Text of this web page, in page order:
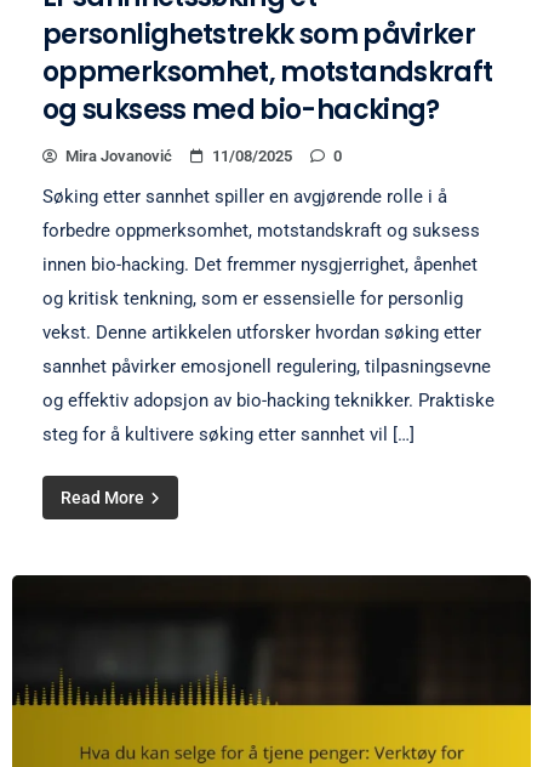
personlighetstrekk som påvirker
oppmerksomhet, motstandskraft
og suksess med bio-hacking?
Mira Jovanović 11/08/2025 0
Søking etter sannhet spiller en avgjørende rolle i å
forbedre oppmerksomhet, motstandskraft og suksess
innen bio-hacking. Det fremmer nysgjerrighet, åpenhet
og kritisk tenkning, som er essensielle for personlig
vekst. Denne artikkelen utforsker hvordan søking etter
sannhet påvirker emosjonell regulering, tilpasningsevne
og effektiv adopsjon av bio-hacking teknikker. Praktiske
steg for å kultivere søking etter sannhet vil […]
Read More